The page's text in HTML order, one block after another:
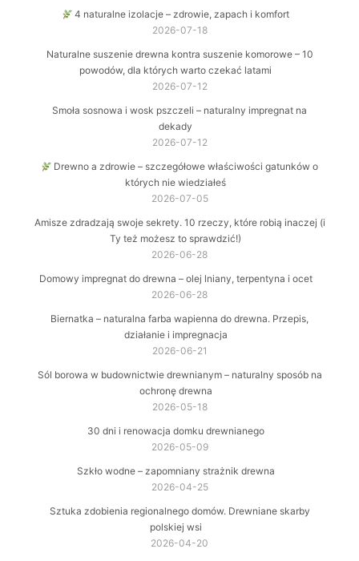
4 naturalne izolacje – zdrowie, zapach i komfort
2026-07-18
Naturalne suszenie drewna kontra suszenie komorowe – 10
powodów, dla których warto czekać latami
2026-07-12
Smoła sosnowa i wosk pszczeli – naturalny impregnat na
dekady
2026-07-12
Drewno a zdrowie – szczegółowe właściwości gatunków o
których nie wiedziałeś
2026-07-05
Amisze zdradzają swoje sekrety. 10 rzeczy, które robią inaczej (i
Ty też możesz to sprawdzić!)
2026-06-28
Domowy impregnat do drewna – olej lniany, terpentyna i ocet
2026-06-28
Biernatka – naturalna farba wapienna do drewna. Przepis,
działanie i impregnacja
2026-06-21
Sól borowa w budownictwie drewnianym – naturalny sposób na
ochronę drewna
2026-05-18
30 dni i renowacja domku drewnianego
2026-05-09
Szkło wodne – zapomniany strażnik drewna
2026-04-25
Sztuka zdobienia regionalnego domów. Drewniane skarby
polskiej wsi
2026-04-20